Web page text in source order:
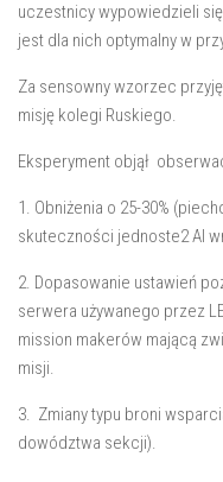
uczestnicy wypowiedzieli
jest dla nich optymalny w
Za sensowny wzorzec
misję kolegi Ruskiego.
Eksperyment objął
1. Obniżenia o 25-30%
skuteczności jednoste2 AI
2. Dopasowanie ustawień
serwera używanego przez
mission makerów mającą
misji.
3. Zmiany typu broni
dowództwa sekcji).